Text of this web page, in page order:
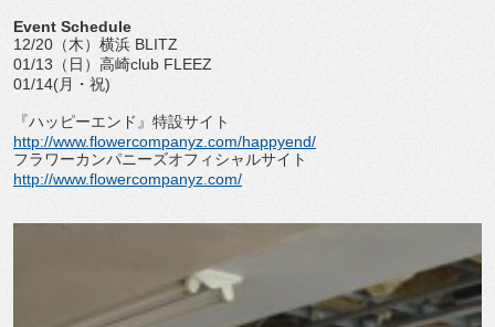
Event Schedule
12/20（木）横浜 BLITZ
01/13（日）高崎club FLEEZ
01/14(月・祝)
『ハッピーエンド』特設サイト
http://www.flowercompanyz.com/happyend/
フラワーカンパニーズオフィシャルサイト
http://www.flowercompanyz.com/